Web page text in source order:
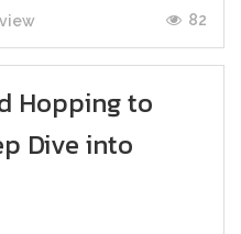
82
Hopping to
Dive into